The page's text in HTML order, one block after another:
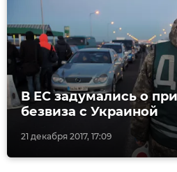
21 декабря 2017, 17:09
В ЕС задумались о
безвиза с Украиной